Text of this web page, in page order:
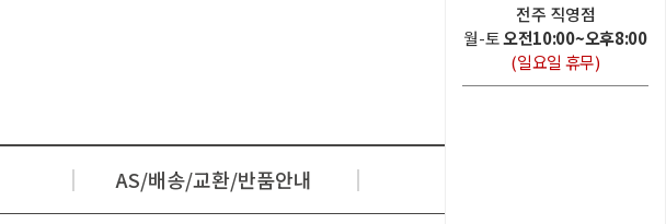
AS/배송/교환/반품안내
전주 직영점
월-토오전10:00~오후8:00
(일요일 휴무)